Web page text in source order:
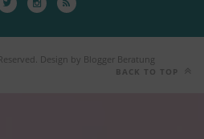
Design by Blogger Beratung
BACK TO TOP